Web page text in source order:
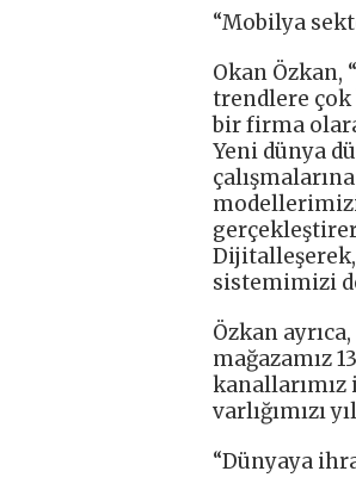
“Mobilya
Okan Özkan,
trendlere
bir firma
Yeni dünya
sistemimizi
Özkan
mağazamız
kanallarımız
varlığımızı
“Dünyaya